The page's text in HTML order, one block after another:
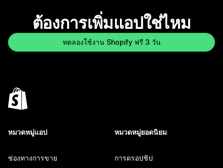
ต้องการเพิ่มแอปใช่ไหม
ทดลองใช้งาน Shopify ฟรี 3 วัน
หมวดหมู่แอป
ช่องทางการขาย
หมวดหมู่ยอดนิยม
การดรอปชิป